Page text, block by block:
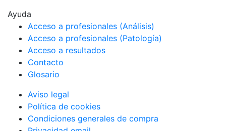
Ayuda
Acceso a profesionales (Análisis)
Acceso a profesionales (Patología)
Acceso a resultados
Contacto
Glosario
Aviso legal
Política de cookies
Condiciones generales de compra